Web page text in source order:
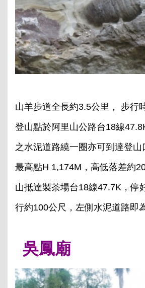
山羊步道全長約3.5公里， 步行
登山點於阿里山公路台18線
之水泥道路繞一圈亦可到達登山
最高點H 1,174M，高低落差約
山抵達製茶場台18線47.7K，停
行約100公尺，左側水泥道路即
吳鳳廟